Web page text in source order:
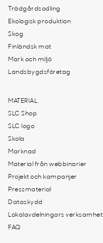
Trädgårdsodling
Ekologisk produktion
Skog
Finländsk mat
Mark och miljö
Landsbygdsföretag
MATERIAL
SLC Shop
SLC logo
Skola
Marknad
Material från webbinarier
Projekt och kampanjer
Pressmaterial
Dataskydd
Lokalavdelningars verksamhet
FAQ